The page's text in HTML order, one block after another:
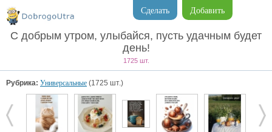
Добавить
Сделать
С добрым утром, улыбайся, пусть удачным будет
день!
1725 шт.
Рубрика: Универсальные (1725 шт.)